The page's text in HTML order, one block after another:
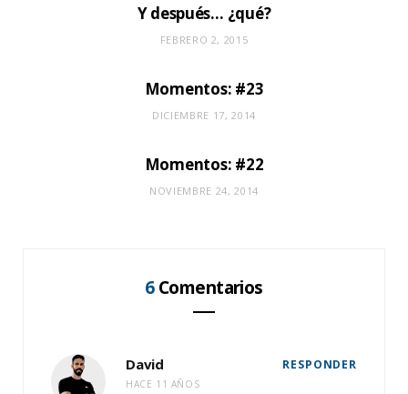
Y después… ¿qué?
FEBRERO 2, 2015
Momentos: #23
DICIEMBRE 17, 2014
Momentos: #22
NOVIEMBRE 24, 2014
6Comentarios
David
HACE 11 AÑOS
RESPONDER